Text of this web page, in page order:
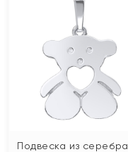
Подвеска из серебра